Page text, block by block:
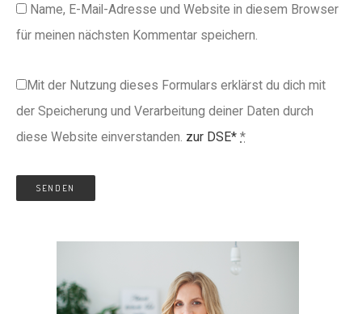
Name, E-Mail-Adresse und Website in diesem Browser
für meinen nächsten Kommentar speichern.
Mit der Nutzung dieses Formulars erklärst du dich mit
der Speicherung und Verarbeitung deiner Daten durch
diese Website einverstanden. zur DSE* *